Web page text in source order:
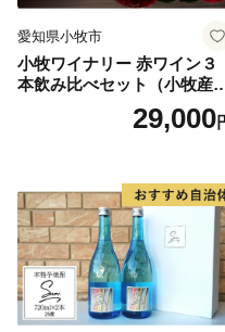
・ワンストップ特例申
緒に送付していますが、
ご自身でワンストップ
ウンロードしてください
https://img.furusato-
≪下松市は「ふるさと納
イネックスに委託してい
▼手続き、お礼の品、お
サイネックスふるさと納
〒515-0045
愛知県小牧市
小牧ワイナリー 赤ワイン３
本飲み比べセット（小牧産
どう100％使用）29,000